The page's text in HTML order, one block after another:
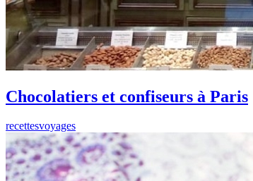
Chocolatiers et confiseurs à Paris
recettesvoyages